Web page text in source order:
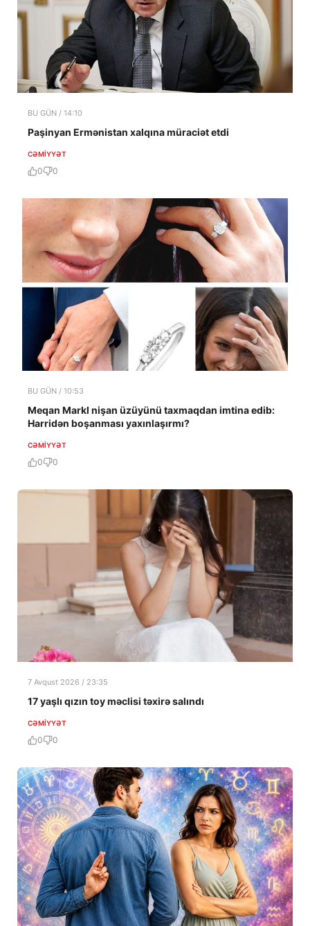
BU GÜN / 14:10
Paşinyan Ermənistan xalqına müraciət etdi
CƏMIYYƏT
0 0
BU GÜN / 10:53
Meqan Markl nişan üzüyünü taxmaqdan imtina edib:
Harridən boşanması yaxınlaşırmı?
CƏMIYYƏT
0 0
7 Avqust 2026 / 23:35
17 yaşlı qızın toy məclisi təxirə salındı
CƏMIYYƏT
0 0